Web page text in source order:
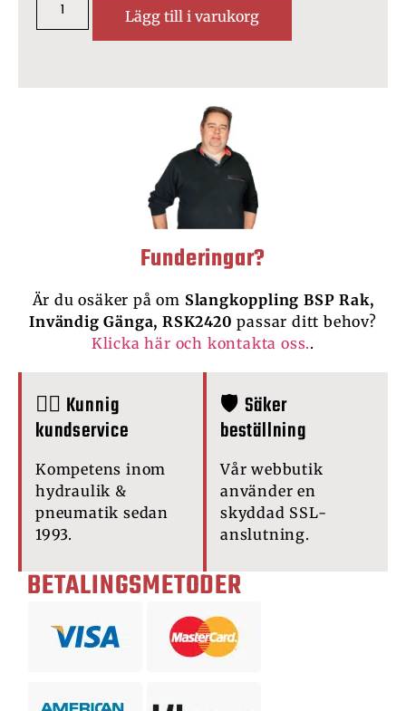
Lägg till i varukorg
Funderingar?
Är du osäker på om Slangkoppling BSP Rak,
Invändig Gänga, RSK2420passar ditt behov?
Klicka här och kontakta oss..
🙋‍♂️ Kunnig
kundservice
Kompetens inom
hydraulik &
pneumatik sedan
1993.
🛡️ Säker
beställning
Vår webbutik
använder en
skyddad SSL-
anslutning.
BETALINGSMETODER